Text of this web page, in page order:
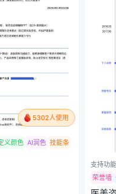
5302人使用
义颜色 AI润色 技能条
支持功
荣誉墙